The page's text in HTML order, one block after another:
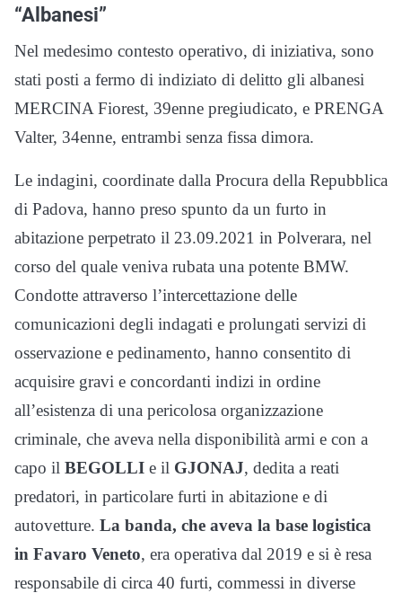
“Albanesi”
Nel medesimo contesto operativo, di iniziativa, sono
stati posti a fermo di indiziato di delitto gli albanesi
MERCINA Fiorest, 39enne pregiudicato, e PRENGA
Valter, 34enne, entrambi senza fissa dimora.
Le indagini, coordinate dalla Procura della Repubblica
di Padova, hanno preso spunto da un furto in
abitazione perpetrato il 23.09.2021 in Polverara, nel
corso del quale veniva rubata una potente BMW.
Condotte attraverso l’intercettazione delle
comunicazioni degli indagati e prolungati servizi di
osservazione e pedinamento, hanno consentito di
acquisire gravi e concordanti indizi in ordine
all’esistenza di una pericolosa organizzazione
criminale, che aveva nella disponibilità armi e con a
capo il BEGOLLI e il GJONAJ, dedita a reati
predatori, in particolare furti in abitazione e di
autovetture. La banda, che aveva la base logistica
in Favaro Veneto, era operativa dal 2019 e si è resa
responsabile di circa 40 furti, commessi in diverse